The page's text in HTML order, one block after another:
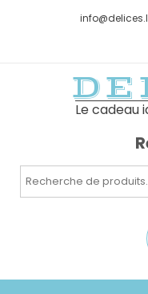
Le cadeau
Recherche